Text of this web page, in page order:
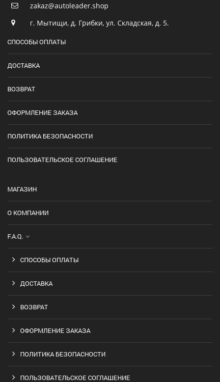
zakaz@autoleader.shop
г. Мытищи, д. Грибки, ул. Складская, д. 5.
СПОСОБЫ ОПЛАТЫ
ДОСТАВКА
ВОЗВРАТ
ОФОРМЛЕНИЕ ЗАКАЗА
ПОЛИТИКА БЕЗОПАСНОСТИ
ПОЛЬЗОВАТЕЛЬСКОЕ СОГЛАШЕНИЕ
МАГАЗИН
О КОМПАНИИ
F.A.Q.
СПОСОБЫ ОПЛАТЫ
ДОСТАВКА
ВОЗВРАТ
ОФОРМЛЕНИЕ ЗАКАЗА
ПОЛИТИКА БЕЗОПАСНОСТИ
ПОЛЬЗОВАТЕЛЬСКОЕ СОГЛАШЕНИЕ